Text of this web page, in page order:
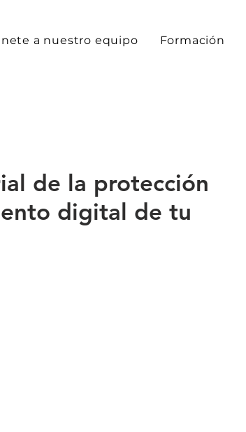
a nuestro equipo Formación
de la protección
digital de tu